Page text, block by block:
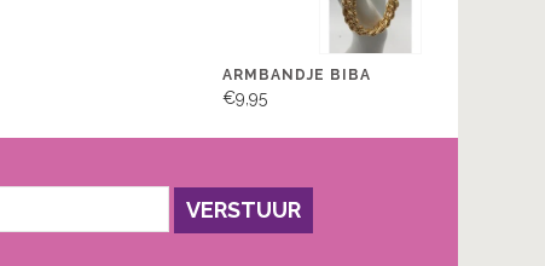
ARMBANDJE BIBA
€9,95
VERSTUUR